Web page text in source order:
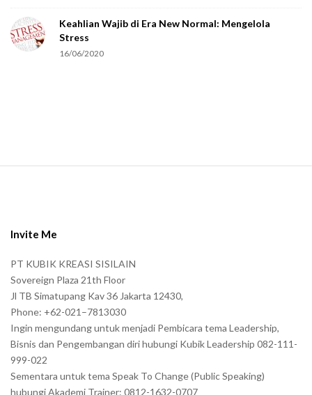
Keahlian Wajib di Era New Normal: Mengelola
Stress
16/06/2020
Invite Me
PT KUBIK KREASI SISILAIN
Sovereign Plaza 21th Floor
Jl TB Simatupang Kav 36 Jakarta 12430,
Phone: +62-021–7813030
Ingin mengundang untuk menjadi Pembicara tema Leadership,
Bisnis dan Pengembangan diri hubungi Kubik Leadership 082-111-
999-022
Sementara untuk tema Speak To Change (Public Speaking)
hubungi Akademi Trainer: 0812-1632-0707